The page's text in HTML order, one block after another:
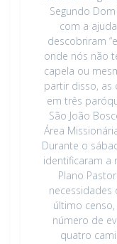
Segundo
com a
descobriram
onde nós não
capela ou
partir disso, as
em três
São João
Área
Durante o
identificaram a
Plano
necessidades
último
número de
quatro